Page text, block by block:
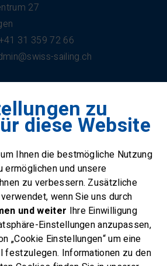
27
31 359 72 66
sailing.ch
Team
51
sailing-
FOLLOW US ON
zu
diese Website
Ihnen die bestmögliche Nutzung
und unsere
zu verbessern. Zusätzliche
wenn Sie uns durch
und weiter Ihre Einwilligung
Einstellungen anzupassen,
„Cookie Einstellungen“ um eine
festzulegen. Informationen zu den